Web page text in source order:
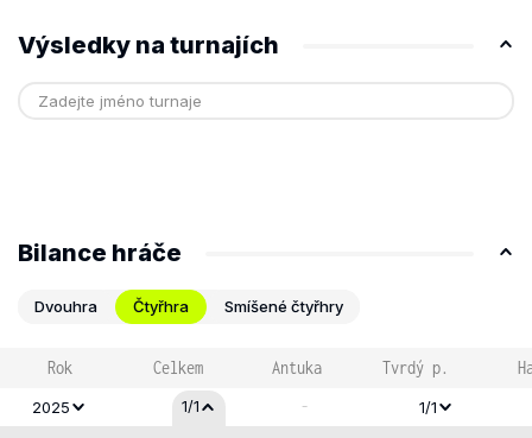
Výsledky na turnajích
Bilance hráče
Dvouhra Čtyřhra Smíšené čtyřhry
Rok Celkem Antuka Tvrdý p.
2025 1/1 - 1/1